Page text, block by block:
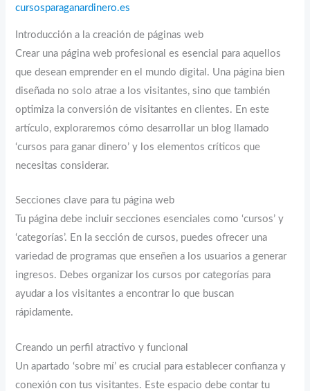
cursosparaganardinero.es
Introducción a la creación de páginas web
Crear una página web profesional es esencial para aquellos
que desean emprender en el mundo digital. Una página bien
diseñada no solo atrae a los visitantes, sino que también
optimiza la conversión de visitantes en clientes. En este
artículo, exploraremos cómo desarrollar un blog llamado
‘cursos para ganar dinero’ y los elementos críticos que
necesitas considerar.
Secciones clave para tu página web
Tu página debe incluir secciones esenciales como ‘cursos’ y
‘categorías’. En la sección de cursos, puedes ofrecer una
variedad de programas que enseñen a los usuarios a generar
ingresos. Debes organizar los cursos por categorías para
ayudar a los visitantes a encontrar lo que buscan
rápidamente.
Creando un perfil atractivo y funcional
Un apartado ‘sobre mí’ es crucial para establecer confianza y
conexión con tus visitantes. Este espacio debe contar tu